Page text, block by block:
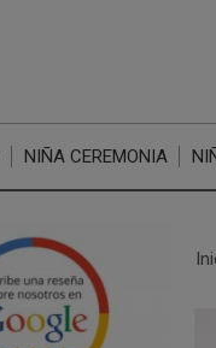
NIÑA CEREMONIA